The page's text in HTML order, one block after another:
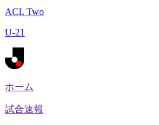
ACL Two
U-21
ホーム
試合速報